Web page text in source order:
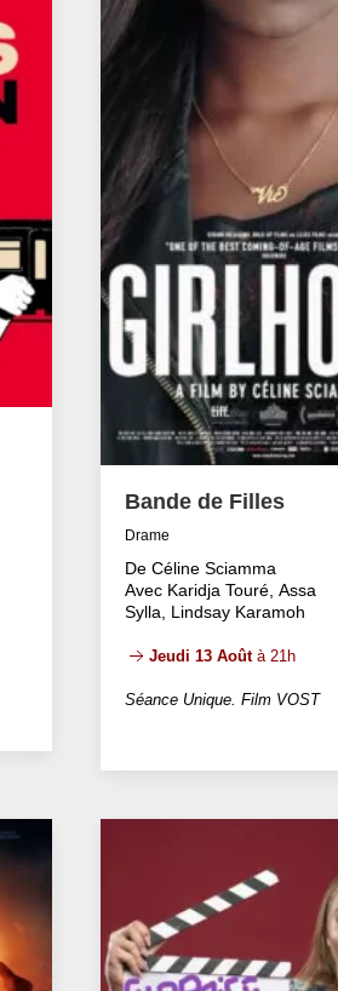
Bande de Filles
Drame
De Céline Sciamma
Avec Karidja Touré, Assa
Sylla, Lindsay Karamoh
Jeudi 13 Aoûtà 21h
Séance Unique. Film VOST